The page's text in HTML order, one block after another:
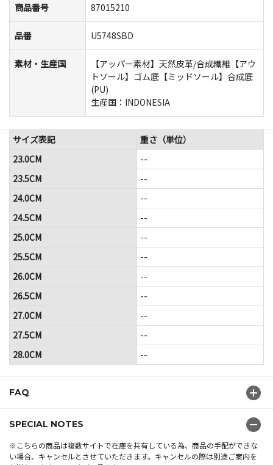
商品番号 87015210
品番 U5748SBD
素材・生産国
【アッパー素材】天然皮革/合成繊維【アウ
トソール】ゴム底【ミッドソール】合成底
(PU)
生産国：INDONESIA
FAQ
SPECIAL NOTES
※こちらの商品は複数サイトで在庫を共有している為、商品の手配ができな
い場合、キャンセルとさせていただきます。キャンセルの際は別途ご案内を
サイズ表記
重さ（単位）
23.0CM
--
23.5CM
--
24.0CM
--
24.5CM
--
25.0CM
--
25.5CM
--
26.0CM
--
26.5CM
--
27.0CM
--
27.5CM
--
28.0CM
--